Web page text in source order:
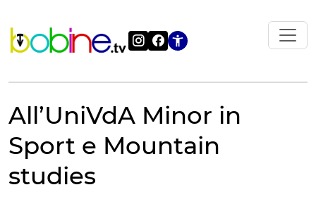
contenuto
Apri le
All’UniVdA Minor in
Sport e Mountain
studies